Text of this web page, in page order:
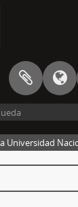
Universidad